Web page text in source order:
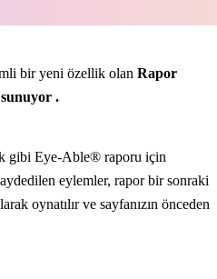
bir yeni özellik olan Rapor
.
gibi Eye-Able® raporu için
eylemler, rapor bir sonraki
oynatılır ve sayfanızın önceden